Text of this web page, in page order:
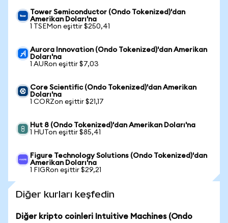
Tower Semiconductor (Ondo Tokenized)'dan
Amerikan Doları'na
1 TSEMon eşittir $250,41
Aurora Innovation (Ondo Tokenized)'dan Amerikan
Doları'na
1 AURon eşittir $7,03
Core Scientific (Ondo Tokenized)'dan Amerikan
Doları'na
1 CORZon eşittir $21,17
Hut 8 (Ondo Tokenized)'dan Amerikan Doları'na
1 HUTon eşittir $85,41
Figure Technology Solutions (Ondo Tokenized)'dan
Amerikan Doları'na
1 FIGRon eşittir $29,21
Diğer kurları keşfedin
Diğer kripto coinleri Intuitive Machines (Ondo